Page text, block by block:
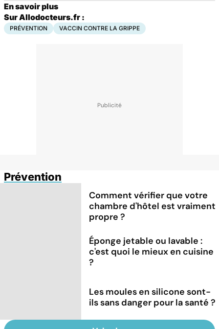
En savoir plus
Sur Allodocteurs.fr :
PRÉVENTION VACCIN CONTRE LA GRIPPE
Prévention
Comment vérifier que votre
chambre d'hôtel est vraiment
propre ?
Éponge jetable ou lavable :
c'est quoi le mieux en cuisine
?
Les moules en silicone sont-
ils sans danger pour la santé ?